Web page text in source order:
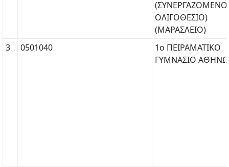
(ΣΥΝΕΡΓΑΖΟΜΕΝΟ
ΟΛΙΓΟΘΕΣΙΟ)
(ΜΑΡΑΣΛΕΙΟ)
3
0501040
1ο ΠΕΙΡΑΜΑΤΙΚΟ
ΓΥΜΝΑΣΙΟ